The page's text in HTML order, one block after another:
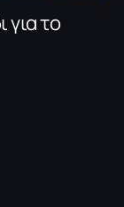
για το